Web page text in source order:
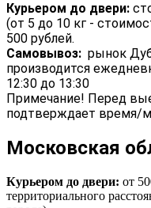
Курьером до двери:
(от 5 до 10 кг -
500 рублей.
Самовывоз: рынок
производится
12:30 до 13:30
Примечание! Перед
подтверждает время/
Московская
Курьером до двери: от
территориального